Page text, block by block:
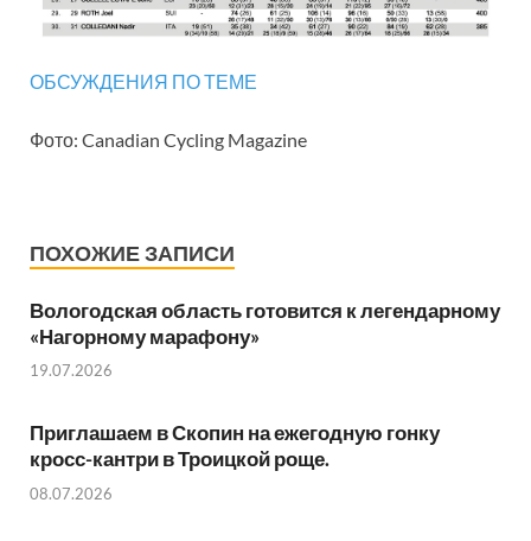
ОБСУЖДЕНИЯ ПО ТЕМЕ
Фото: Canadian Cycling Magazine
ПОХОЖИЕ ЗАПИСИ
Вологодская область готовится к легендарному
«Нагорному марафону»
19.07.2026
Приглашаем в Скопин на ежегодную гонку
кросс-кантри в Троицкой роще.
08.07.2026